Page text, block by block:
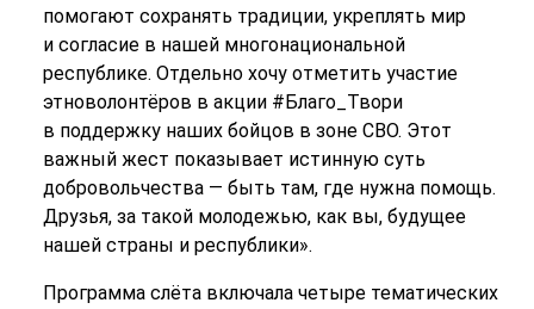
помогают сохранять традиции, укреплять мир
и согласие в нашей многонациональной
республике. Отдельно хочу отметить участие
этноволонтёров в акции #Благо_Твори
в поддержку наших бойцов в зоне СВО. Этот
важный жест показывает истинную суть
добровольчества — быть там, где нужна помощь.
Друзья, за такой молодежью, как вы, будущее
нашей страны и республики».
Программа слёта включала четыре тематических